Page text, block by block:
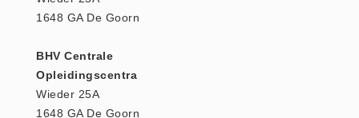
Beademings materialen (6)
BHV Kasten
BHV Kleding
1648 GA De Goorn
BHV Centrale
Opleidingscentra
Wieder 25A
1648 GA De Goorn